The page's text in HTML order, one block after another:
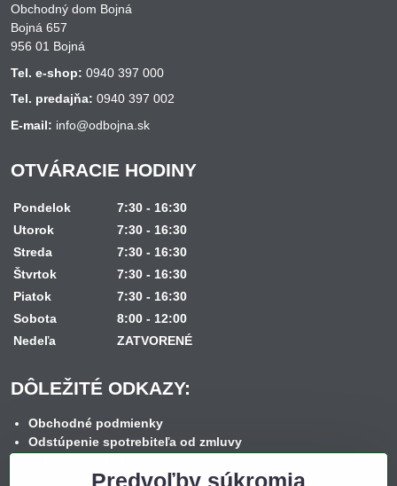
Obchodný dom Bojná
Bojná 657
956 01 Bojná
Tel. e-shop: 0940 397 000
Tel. predajňa: 0940 397 002
E-mail: info@odbojna.sk
OTVÁRACIE HODINY
Pondelok
7:30 - 16:30
Utorok
7:30 - 16:30
Streda
7:30 - 16:30
Štvrtok
7:30 - 16:30
Piatok
7:30 - 16:30
Sobota
8:00 - 12:00
Nedeľa
ZATVORENÉ
DÔLEŽITÉ ODKAZY:
Obchodné podmienky
Odstúpenie spotrebiteľa od zmluvy
Reklamačný formulár
Predvoľby súkromia